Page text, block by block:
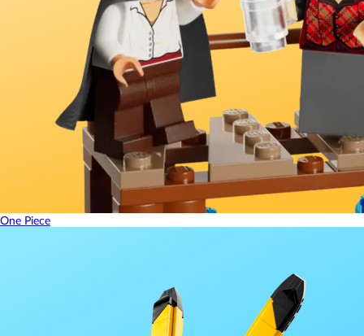
One Piece